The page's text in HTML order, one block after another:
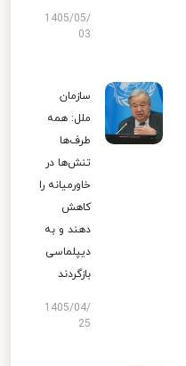
1405/05/
03
سازمان
ملل: همه
طرف‌ها
تنش‌ها در
خاورمیانه را
کاهش
دهند و به
دیپلماسی
بازگردند
1405/04/
25